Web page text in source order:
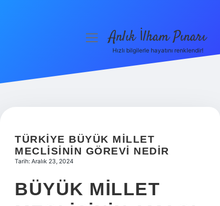
Hakkımızda
menüyüAnlık İlham Pınarı
Hızlı bilgilerle hayatını renklendir!
TÜRKIYE BÜYÜK MILLET
MECLISININ GÖREVI NEDIR
Tarih: Aralık 23, 2024
BÜYÜK MILLET